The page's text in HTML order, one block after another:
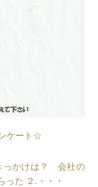
ケート☆
っかけは？ 会社の
った ２.・・・